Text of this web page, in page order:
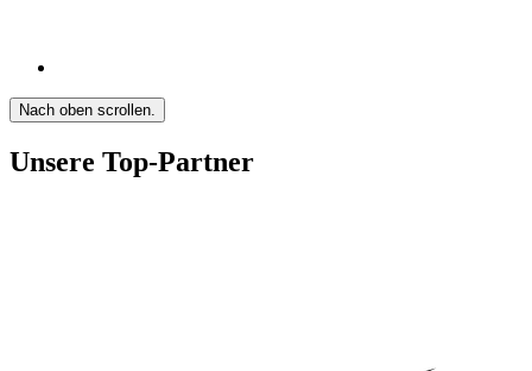
Nach oben scrollen.
Unsere Top-Partner